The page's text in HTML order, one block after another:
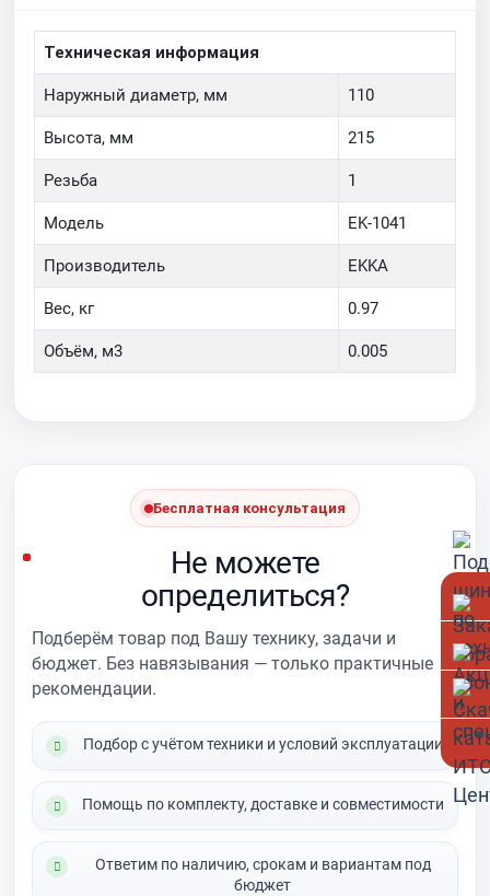
Техническая информация
Наружный диаметр, мм 110
Высота, мм 215
Резьба 1
Модель EK-1041
Производитель EKKA
Вес, кг 0.97
Объём, м3 0.005
Бесплатная консультация
Не можете
определиться?
Подберём товар под Вашу технику, задачи и
бюджет. Без навязывания — только практичные
рекомендации.
Подбор с учётом техники и условий эксплуатации
Помощь по комплекту, доставке и совместимости
Ответим по наличию, срокам и вариантам под
бюджет